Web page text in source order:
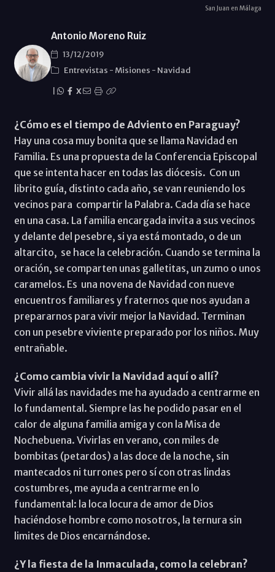
San Juan en Málaga
Antonio Moreno Ruiz
13/12/2019
Entrevistas - Misiones - Navidad
X
¿Cómo es el tiempo de Adviento en Paraguay?
Hay una cosa muy bonita que se llama Navidad en
Familia. Es una propuesta de la Conferencia Episcopal
que se intenta hacer en todas las diócesis. Con un
librito guía, distinto cada año, se van reuniendo los
vecinos para compartir la Palabra. Cada día se hace
en una casa. La familia encargada invita a sus vecinos
y delante del pesebre, si ya está montado, o de un
altarcito, se hace la celebración. Cuando se termina la
oración, se comparten unas galletitas, un zumo o unos
caramelos. Es una novena de Navidad con nueve
encuentros familiares y fraternos que nos ayudan a
prepararnos para vivir mejor la Navidad. Terminan
con un pesebre viviente preparado por los niños. Muy
entrañable.
¿Como cambia vivir la Navidad aquí o allí?
Vivir allá las navidades me ha ayudado a centrarme en
lo fundamental. Siempre las he podido pasar en el
calor de alguna familia amiga y con la Misa de
Nochebuena. Vivirlas en verano, con miles de
bombitas (petardos) a las doce de la noche, sin
mantecados ni turrones pero sí con otras lindas
costumbres, me ayuda a centrarme en lo
fundamental: la loca locura de amor de Dios
haciéndose hombre como nosotros, la ternura sin
limites de Dios encarnándose.
¿Y la fiesta de la Inmaculada, como la celebran?